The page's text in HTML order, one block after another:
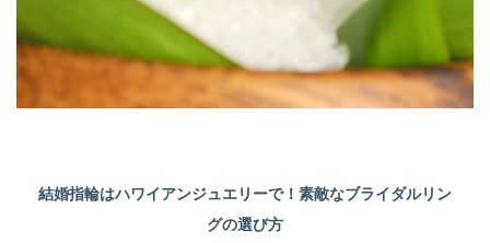
結婚指輪はハワイアンジュエリーで！素敵なブライダルリン
グの選び方